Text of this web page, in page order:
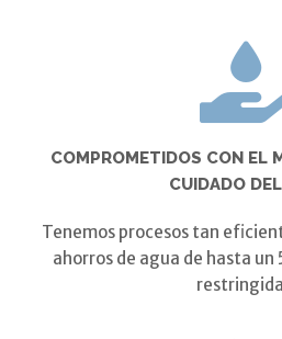
COMPROMETIDOS CON EL
CUIDADO
Tenemos procesos tan
ahorros de agua de hasta un